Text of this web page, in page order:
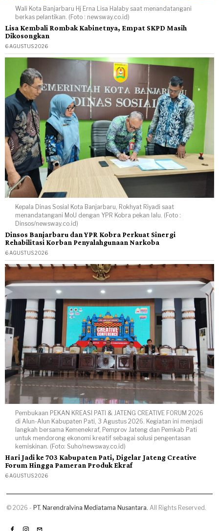
Wali Kota Banjarbaru Hj Erna Lisa Halaby saat menandatangani
berkas pelantikan. (Foto : newsway.co.id)
Lisa Kembali Rombak Kabinetnya, Empat SKPD Masih
Dikosongkan
6 AGUSTUS 2026
Kepala Dinas Sosial Kota Banjarbaru, Rokhyat Riyadi saat
menandatangani MoU dengan YPR Kobra pekan lalu. (Foto :
Dinsos/newsway.co.id)
Dinsos Banjarbaru dan YPR Kobra Perkuat Sinergi
Rehabilitasi Korban Penyalahgunaan Narkoba
6 AGUSTUS 2026
Pembukaan PEKAN KREASI PATI & JATENG CREATIVE FORUM 2026
di Alun-Alun Kabupaten Pati, 3 Agustus 2026. Kegiatan ini menjadi
langkah bersama Kemenekraf, Pemprov Jateng dan Pemkab Pati
untuk mendorong ekonomi kreatif sebagai solusi pengentasan
kemiskinan. (Foto: Suho/newsway.co.id)
Hari Jadi ke 703 Kabupaten Pati, Digelar Jateng Creative
Forum Hingga Pameran Produk Ekraf
6 AGUSTUS 2026
©2026 - PT. Narendralvina Mediatama Nusantara. All Rights Reserved.